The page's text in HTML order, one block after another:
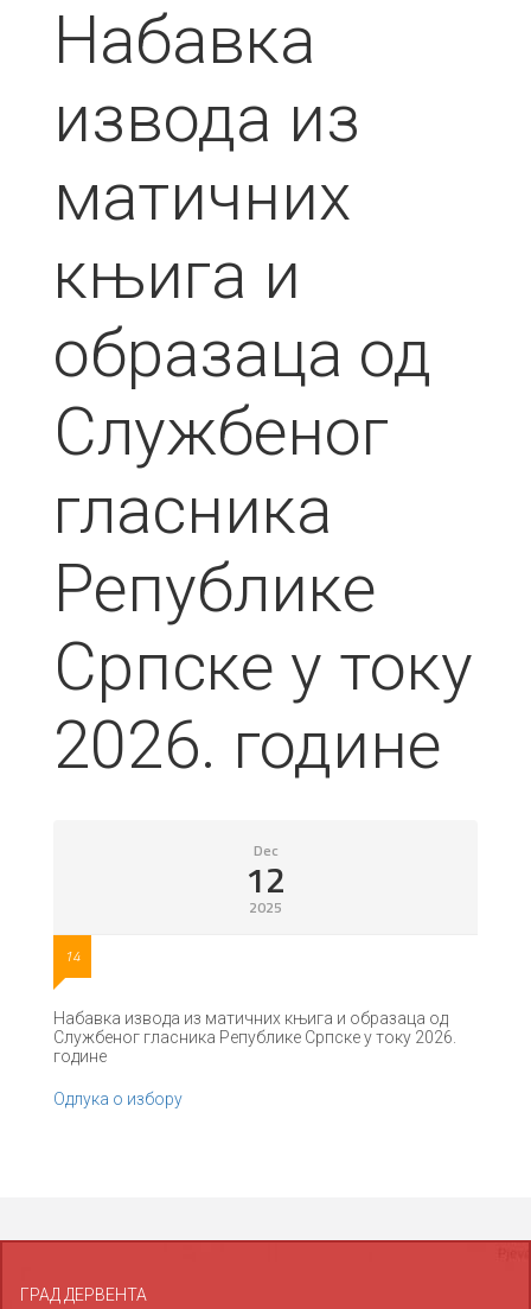
Набавка
извода из
матичних
књига и
образаца од
Службеног
гласника
Републике
Српске у току
2026. године
Dec
12
2025
14
Набавка извода из матичних књига и образаца од
Службеног гласника Републике Српске у току 2026.
године
Одлука о избору
ГРАД ДЕРВЕНТА